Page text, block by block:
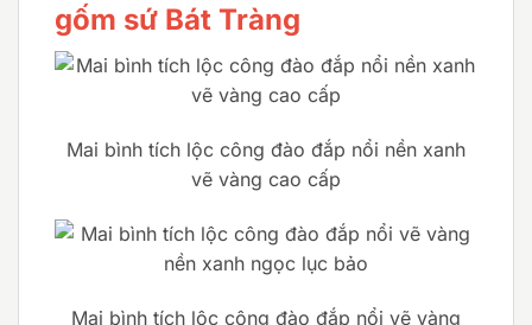
gốm sứ Bát Tràng
Mai bình tích lộc công đào đắp nổi nền xanh
vẽ vàng cao cấp
Mai bình tích lộc công đào đắp nổi vẽ vàng